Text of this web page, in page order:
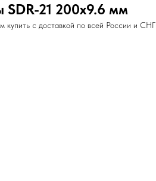
21 200х9.6 мм
с доставкой по всей России и СНГ